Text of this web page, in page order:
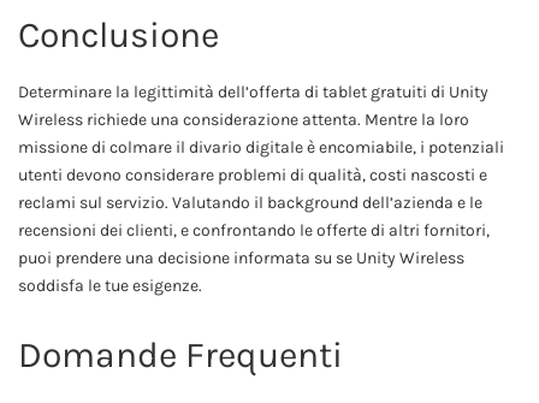
Conclusione
Determinare la legittimità dell’offerta di tablet gratuiti di Unity
Wireless richiede una considerazione attenta. Mentre la loro
missione di colmare il divario digitale è encomiabile, i potenziali
utenti devono considerare problemi di qualità, costi nascosti e
reclami sul servizio. Valutando il background dell’azienda e le
recensioni dei clienti, e confrontando le offerte di altri fornitori,
puoi prendere una decisione informata su se Unity Wireless
soddisfa le tue esigenze.
Domande Frequenti